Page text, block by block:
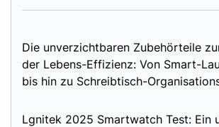
Die unverzichtbaren Zubehörteile
der Lebens-Effizienz: Von Smart-
bis hin zu Schreibtisch-
Lgnitek 2025 Smartwatch Test: Ein